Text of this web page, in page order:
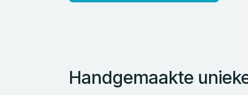
Handgemaakte